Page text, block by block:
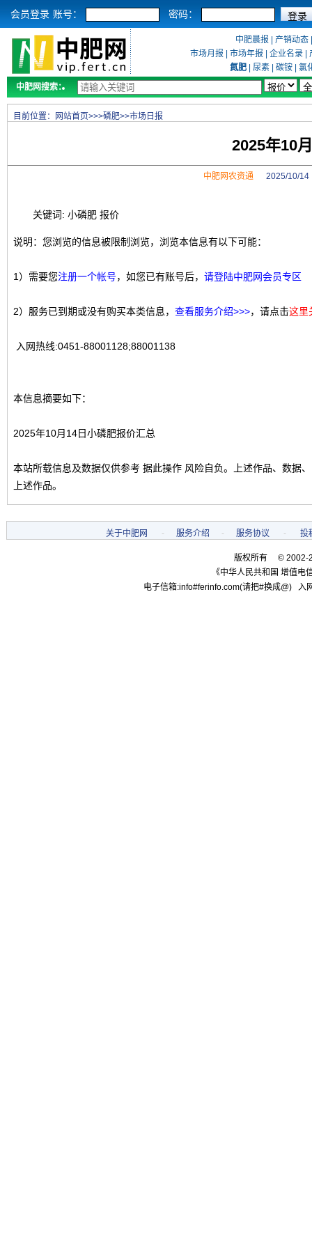
会员登录 账号： 密码：
中肥晨报 产销动态
市场月报
市场年报 企业名录
氮肥
尿素 碳铵
氯
中肥网搜索：
目前位置： 网站首页>>>磷肥>>市场日报
2025年10
中肥网农资通2025/10/14
关键词: 小磷肥 报价
说明：您浏览的信息被限制浏览，浏览本信息有以下可能：
1）需要您注册一个帐号，如您已有账号后， 请登陆中肥网会员专区
2）服务已到期或没有购买本类信息， 查看服务介绍>>>，请点击这里
入网热线:0451-88001128;88001138
本信息摘要如下：
2025年10月14日小磷肥报价汇总
本站所载信息及数据仅供参考 据此操作 风险自负。上述作品、数据
上述作品。
关于中肥网 - 服务介绍 - 服务协议 - 投
版权所有 © 2002-
《中华人民共和国 增值电
电子信箱:info#ferinfo.com(请把#换成@)